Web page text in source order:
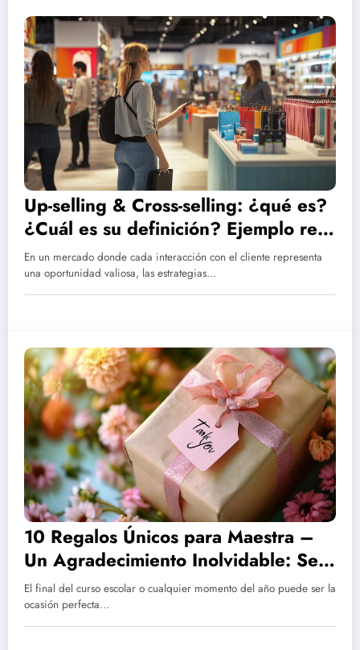
Up-selling & Cross-selling: ¿qué es?
¿Cuál es su definición? Ejemplo real
en el sector tecnológico
En un mercado donde cada interacción con el cliente representa
una oportunidad valiosa, las estrategias…
10 Regalos Únicos para Maestra –
Un Agradecimiento Inolvidable: Sets
de Té y Café Gourmet para sus
Momentos de Descanso
El final del curso escolar o cualquier momento del año puede ser la
ocasión perfecta…